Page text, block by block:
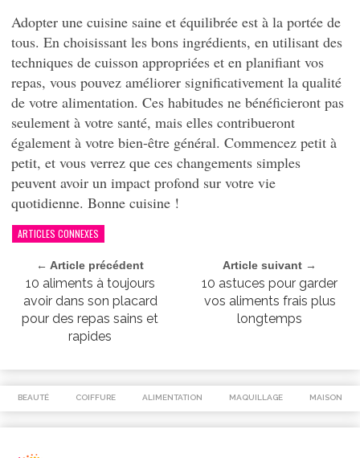
Adopter une cuisine saine et équilibrée est à la portée de
tous. En choisissant les bons ingrédients, en utilisant des
techniques de cuisson appropriées et en planifiant vos
repas, vous pouvez améliorer significativement la qualité
de votre alimentation. Ces habitudes ne bénéficieront pas
seulement à votre santé, mais elles contribueront
également à votre bien-être général. Commencez petit à
petit, et vous verrez que ces changements simples
peuvent avoir un impact profond sur votre vie
quotidienne. Bonne cuisine !
ARTICLES CONNEXES
← Article précédent
10 aliments à toujours
avoir dans son placard
pour des repas sains et
rapides
Article suivant →
10 astuces pour garder
vos aliments frais plus
longtemps
BEAUTÉ COIFFURE ALIMENTATION MAQUILLAGE MAISON